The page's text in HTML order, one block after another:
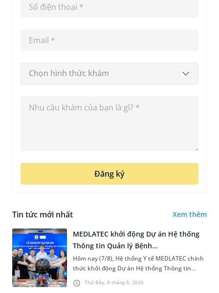
Chọn hình thức khám
Đăng ký
Tin tức mới nhất Xem thêm
Thứ Bảy, 8 tháng 8, 2026
MEDLATEC khởi động Dự án Hệ thống
Thông tin Quản lý Bệnh...
Hôm nay (7/8), Hệ thống Y tế MEDLATEC chính
thức khởi động Dự án Hệ thống Thông tin
Quản lý Bệnh viện (HIS - Hospital Information
System) giai đoạn mới. Dự á...